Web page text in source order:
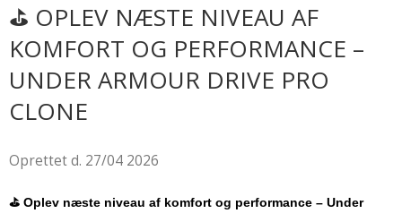
⛳ OPLEV NÆSTE NIVEAU AF
KOMFORT OG PERFORMANCE –
UNDER ARMOUR DRIVE PRO
CLONE
Oprettet d. 27/04 2026
⛳ Oplev næste niveau af komfort og performance – Under